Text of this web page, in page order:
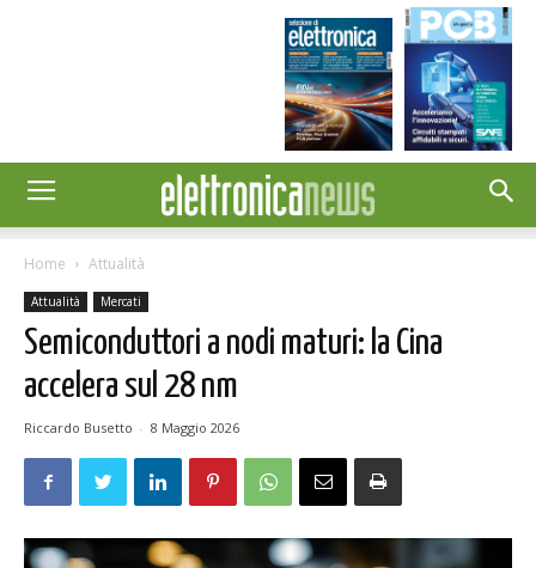
Home Attualità
Attualità Mercati
Semiconduttori a nodi maturi: la Cina
accelera sul 28 nm
Riccardo Busetto - 8 Maggio 2026